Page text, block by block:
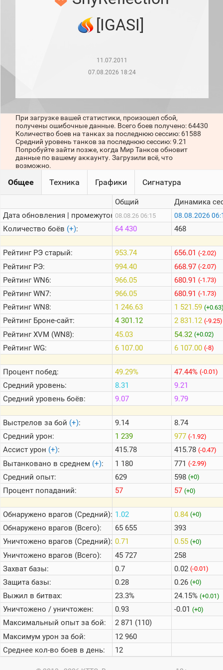
игроков
Кланы
Статистика
стримеров
Информация
Онлайн
Цветовая
шкала
Теlegram
ВК
Портал
Мира
Танков
[IGASI]
11.07.2011
07.08.2026 18:24
При загрузке вашей статистики, произошел сбой,
получены ошибочные данные. Всего боев получено: 64430
Количество боев на танках за последнюю сессию: 61588
Средний уровень танков за последнюю сессию: 9.21
Попробуйте зайти позже, когда Мир Танков обновит
данные по вашему аккаунту. Загрузили всё, что
возможно.
Общее Техника Графики Сигнатура
Дата обновления | промежуток:
Количество боёв (+):
РейтингРЭ старый:
РейтингРЭ:
РейтингWN6:
РейтингWN7:
РейтингWN8:
РейтингБроне-сайт:
РейтингXVM (WN8):
РейтингWG:
Процент побед:
Средний уровень:
Средний уровень боёв:
Выстрелов за бой (+):
Средний урон:
Ассист урон (+):
Вытанковано в среднем (+):
Средний опыт:
Процент попаданий:
Обнаружено врагов (Средний):
Обнаружено врагов (Всего):
Уничтожено врагов (Средний):
Уничтожено врагов (Всего):
Захват базы:
Защита базы:
Выжил в битвах:
Уничтожено / уничтожен:
Максимальный опыт за бой:
Максимум урон за бой:
Среднее кол-во боев в день:
Общий
08.08.26 06:15
64 430
953.74
994.40
966.05
966.05
1 246.63
4 301.12
45.03
6 107.00
49.29%
8.31
9.07
9.14
1 239
415.78
1 180
629
57
1.02
65 655
0.71
45 727
0.7
0.28
23.3%
0.93
2 871 (110)
12 960
12
Динамика
08.08.2026
468
656.01 (-2.02)
668.97 (-2.07)
680.91 (-1.73)
680.91 (-1.73)
1 521.59
2 831.12 (-9.25)
54.32 (+0.02)
6 107.00 (-8)
47.44% (-0.01)
9.21
9.79
8.74
977 (-1.92)
415.78 (-0.47)
771 (-2.99)
598 (+0)
57 (+0)
0.84 (+0)
393
0.55 (+0)
258
0.02 (-0.01)
0.26 (+0)
24.15% (+0.01)
-0.01 (+0)